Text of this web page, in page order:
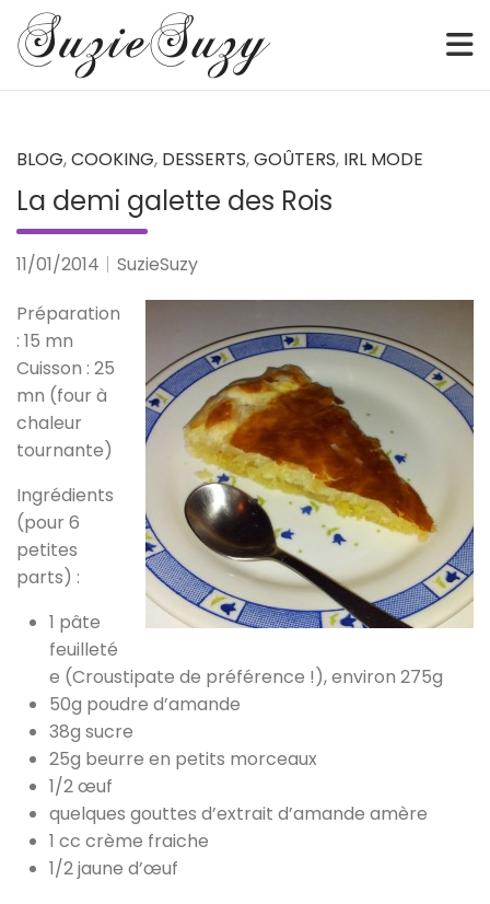
content
SuzieSuzy
Sketch • Watercolor • Illustration • Webcomic • Digital
BLOG,COOKING, DESSERTS,GOÛTERS, IRL MODE
La demi galette des Rois
11/01/2014
SuzieSuzy
Préparation
: 15 mn
Cuisson : 25
mn (four à
chaleur
tournante)
Ingrédients
(pour 6
petites
parts) :
1 pâte
feuilleté
e (Croustipate de préférence !), environ 275g
50g poudre d’amande
38g sucre
25g beurre en petits morceaux
1/2 œuf
quelques gouttes d’extrait d’amande amère
1 cc crème fraiche
1/2 jaune d’œuf